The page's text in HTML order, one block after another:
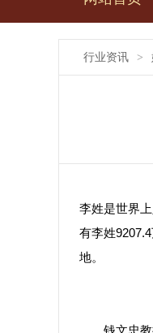
行业资讯 >
李姓是世界
有李姓
地。